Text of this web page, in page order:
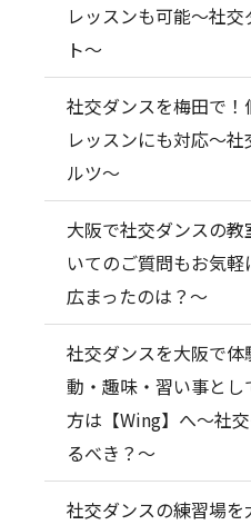
レッスンも可能～社
ト～
社交ダンスを梅田で
レッスンにも対応～
ルツ～
大阪で社交ダンスの
いてのご質問もお気
広まったのは？～
社交ダンスを大阪で
動・趣味・習い事と
方は【Wing】へ～社
るべき？～
社交ダンスの練習場